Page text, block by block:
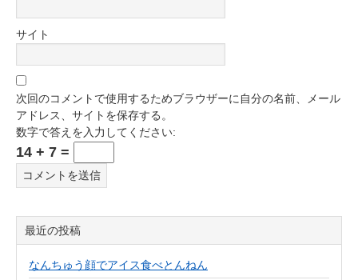
サイト
次回のコメントで使用するためブラウザーに自分の名前、メール
アドレス、サイトを保存する。
数字で答えを入力してください:
14 + 7 =
最近の投稿
なんちゅう顔でアイス食べとんねん